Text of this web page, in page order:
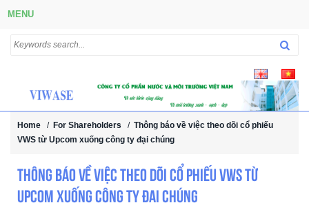
MENU
Home / For Shareholders / Thông báo về việc theo dõi cổ phiếu
VWS từ Upcom xuống công ty đại chúng
Thông báo về việc theo dõi cổ phiếu VWS từ
Upcom xuống công ty đại chúng